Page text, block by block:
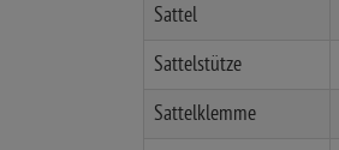
Sattel
Sattelstütze
Sattelklemme